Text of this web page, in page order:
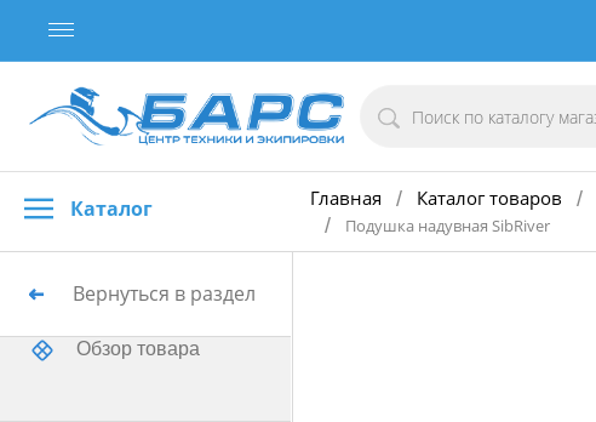
Каталог Главная / Каталог товаров /
/
Подушка надувная SibRiver
Вернуться в раздел
Обзор товара